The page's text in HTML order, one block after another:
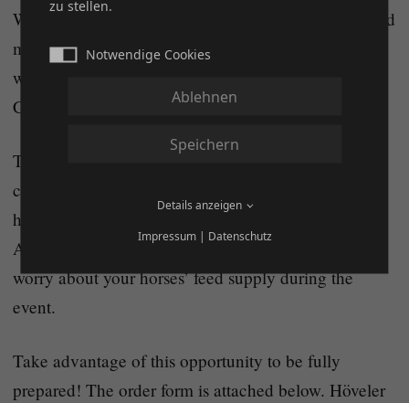
We are excited to announce that our sponsor and feed
manufacturer, Höveler, will once again be present
with a booth during the Q24 International German
Championship in Aachen.
This is a great opportunity for all participants and
customers: You can pre-order your feed now and
have it conveniently delivered directly to the show in
Aachen. This way, you save time and don’t have to
worry about your horses’ feed supply during the
event.
Take advantage of this opportunity to be fully
prepared! The order form is attached below. Höveler
zu stellen.
Notwendige Cookies
Ablehnen
Speichern
Details anzeigen
Impressum| Datenschutz